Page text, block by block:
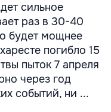
сильное
раз в 30-40
будет мощнее
погибло 15
пыток 7 апреля
через год
событий, ни ...